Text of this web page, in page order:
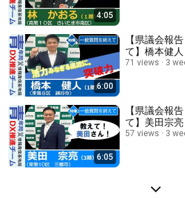
4:05
6:00
【県議会報
て】橋本健
71 views 3
6:05
【県議会報
て】美田宗
57 views 3